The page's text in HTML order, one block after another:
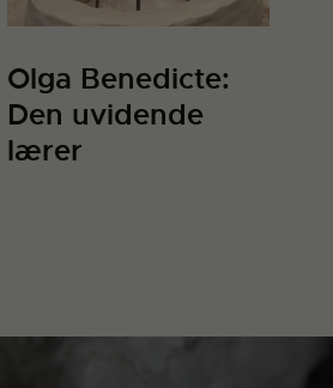
Olga Benedicte:
Den uvidende
lærer